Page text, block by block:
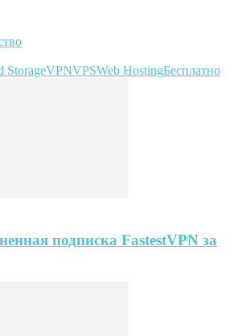
StorageVPNVPSWeb HostingБесплатно
подписка FastestVPN за